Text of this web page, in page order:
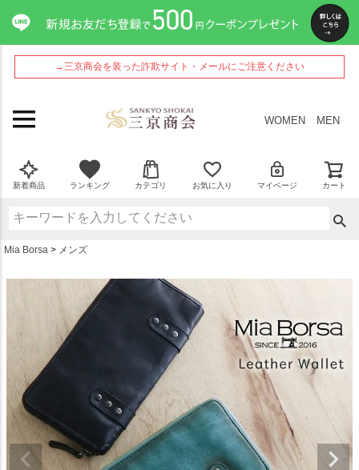
→三京商会を装った詐欺サイト・メールにご注意ください
WOMEN MEN
新着商品 ランキング カテゴリ お気に入り マイページ カート
Mia Borsa メンズ
ペー
ジト
ップ
へ